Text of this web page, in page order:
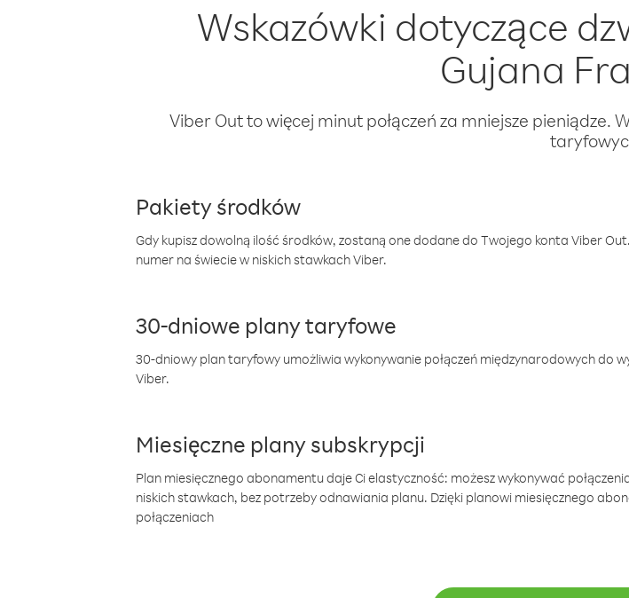
Wskazówki dotyczące
Gujana
Viber Out to więcej minut połączeń za mniejsze pieniądze.
Pakiety środków
Gdy kupisz dowolną ilość środków, zostaną one dodane do Twojego konta Viber
numer na świecie w niskich stawkach Viber.
30-dniowe plany taryfowe
30-dniowy plan taryfowy umożliwia wykonywanie połączeń międzynarodowych do
Viber.
Miesięczne plany subskrypcji
Plan miesięcznego abonamentu daje Ci elastyczność: możesz wykonywać
niskich stawkach, bez potrzeby odnawiania planu. Dzięki planowi miesięcznego
połączeniach